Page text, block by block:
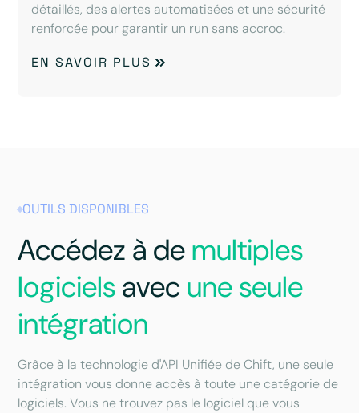
détaillés, des alertes automatisées et une sécurité
renforcée pour garantir un run sans accroc.
EN SAVOIR PLUS
OUTILS DISPONIBLES
Accédez à demultiples
logicielsavec une seule
intégration
Grâce à la technologie d'API Unifiée de Chift, une seule
intégration vous donne accès à toute une catégorie de
logiciels. Vous ne trouvez pas le logiciel que vous